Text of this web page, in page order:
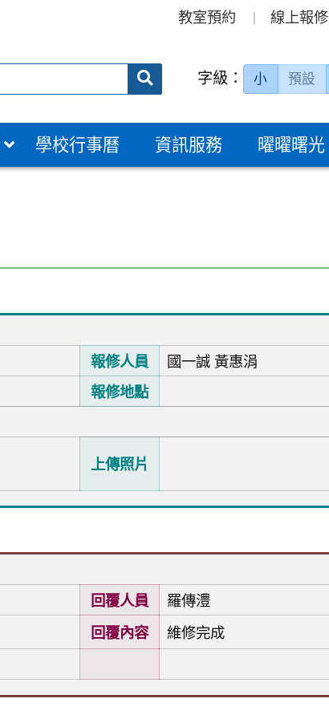
教室預約 線上報修
送出 字級： 小 預設
學校行事曆 資訊服務 曜曜曙光
報修人員
國一誠 黃惠涓
報修地點
上傳照片
回覆人員
羅傳澧
回覆內容
維修完成